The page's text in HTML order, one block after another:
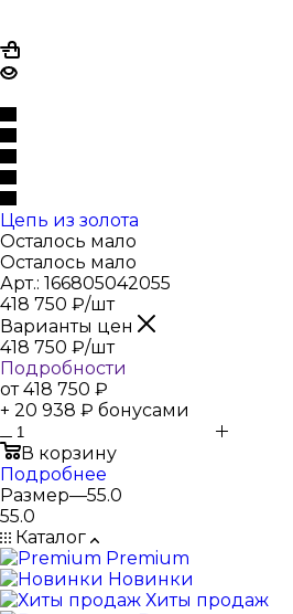
Цепь из золота
Осталось мало
Осталось мало
Арт.: 166805042055
418 750 ₽/шт
Варианты цен
418 750 ₽/шт
Подробности
от418 750 ₽
+ 20 938 ₽ бонусами
В корзину
Подробнее
Размер—55.0
55.0
Каталог
Premium
Новинки
Хиты продаж